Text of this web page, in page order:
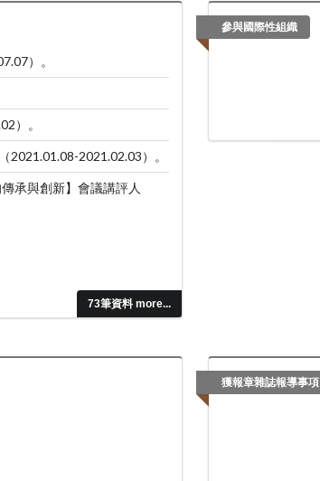
73筆資料 more...
）。
）。
2021.02.03）。
承與創新】會議講評人
參與國際性組織
獲報章雜誌報導事項